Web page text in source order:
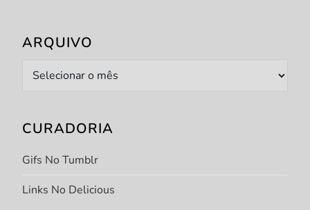
ARQUIVO
Arquivo
CURADORIA
Gifs No Tumblr
Links No Delicious